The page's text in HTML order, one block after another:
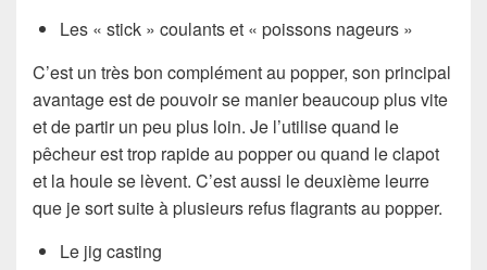
Les « stick » coulants et « poissons nageurs »
C’est un très bon complément au popper, son principal
avantage est de pouvoir se manier beaucoup plus vite
et de partir un peu plus loin. Je l’utilise quand le
pêcheur est trop rapide au popper ou quand le clapot
et la houle se lèvent. C’est aussi le deuxième leurre
que je sort suite à plusieurs refus flagrants au popper.
Le jig casting